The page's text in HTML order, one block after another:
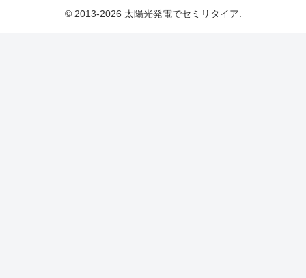
© 2013-2026 太陽光発電でセミリタイア.